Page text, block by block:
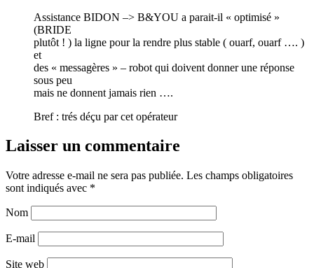
Assistance BIDON –> B&YOU a parait-il « optimisé »
(BRIDE
plutôt ! ) la ligne pour la rendre plus stable ( ouarf, ouarf …. )
et
des « messagères » – robot qui doivent donner une réponse
sous peu
mais ne donnent jamais rien ….
Bref : trés déçu par cet opérateur
Laisser un commentaire
Votre adresse e-mail ne sera pas publiée. Les champs obligatoires
sont indiqués avec *
Nom
E-mail
Site web